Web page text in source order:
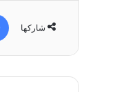
شاركها